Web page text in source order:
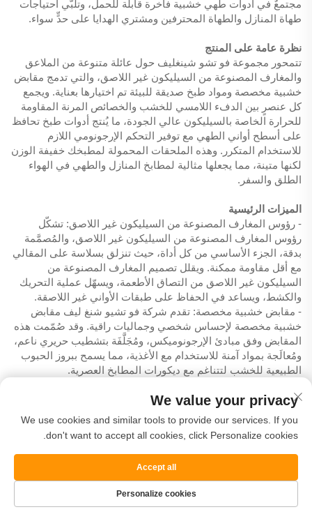
مجتمعٌ في أدوات طهي خشبية فاخرة قابلة للحمل، وتلبّي احتياجات
طهاة المنازل والطهاة المحترفين ومشتري الهدايا على حدٍّ سواء.
نظرة عامة على المنتج
تتمحور مجموعة فو تشو شينغليف حول عائلة متنوعة من الملاعق
والمغارف المصنوعة من السيليكون غير اللاصق، والتي تدمج مقابض
خشبية مخصصة ومواد طبخ صديقة للبيئة تم اختيارها بعناية. ويجمع
كل عنصرٍ بين الدفء اللامسي للخشب والخصائص المرنة المقاومة
للحرارة الخاصة بالسيليكون عالي الجودة، ما يُنتج أدوات طبخ تحافظ
على أسطح أواني الطهي مع توفير التحكم الإرجونومي اللازم
للاستخدام المتكرر. وهذه الملحقات المحمولة لمطبخك خفيفة الوزن
لكنها متينة، مما يجعلها مثالية لمطابخ المنازل والطهي في الهواء
الطلق والسفر.
الميزات الرئيسية
- رؤوس المغارف المصنوعة من السيليكون غير اللاصق: تشكّل
رؤوس المغارف المصنوعة من السيليكون غير اللاصق، والمُصمَّمة
بدقة، الجزء الأساسي من كل أداة، حيث تنزلق بسلاسة على المقالي
مع أقل مقاومة ممكنة. ويقلل تصميم المغارف المصنوعة من
السيليكون غير اللاصق من التصاق الأطعمة، ويسهّل عملية التحريك
والكشط، ويساعد في الحفاظ على طبقات الأواني غير اللاصقة.
- مقابض خشبية مخصصة: تقدم شركة فو تشيو شنغ ليف مقابض
خشبية مخصصة لإحساس شخصي وجماليات راقية. وقد صُمّمت هذه
المقابض وفق مبادئ الإرجونوميكس، ومُجَلَّفَة بتشطيب حريري ناعم،
ومُعالَجة بمواد آمنة للاستخدام مع الأغذية، مما يسمح ببروز الحبوب
الطبيعية للخشب لتتناغم مع ديكورات المطابخ العصرية.
الوعي البيئي. ويُسهم مزيج الخشب المستخرج من مصادر مستدامة
والسيليكون القابل لإعادة التدوير في اتباع نهج صديق للبيئة في أواني
الطهي، مما يقلل من الهدر ويحد من الأثر البيئي.
- تصميم إكسسوارات المطبخ القابلة للحمل: إن التصاميم المدمجة
وتوزيع الوزن المتوازن يجعلان هذه الأدوات مثالية كإكسسوارات
مطبخ قابلة للحمل. فهي تُحفظ بسهولة في سلال النزهات ومعدات
We value your privacy
We use cookies and similar tools to provide our services. If you
don't want to accept all cookies, click Personalize cookies.
Personalize cookies
Accept all